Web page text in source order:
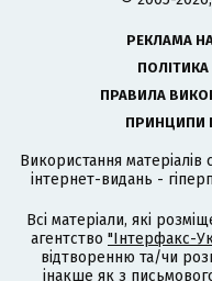
РЕКЛАМА
ПРАВИЛА
ПРИНЦИПИ
Використання
інтернет-видань -
Всі матеріали, які
агентство "Інтерфакс-
відтворенню та/чи
інакше як з